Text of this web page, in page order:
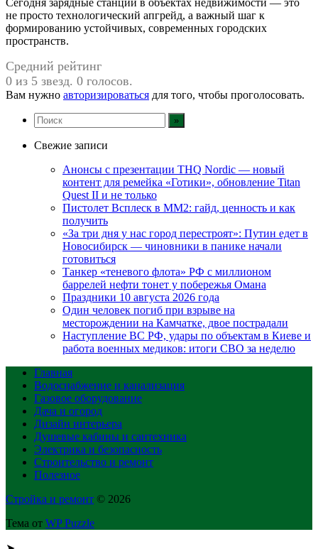
не просто технологический апгрейд, а важный шаг к
формированию устойчивых, современных городских
пространств.
Средний рейтинг
0 из 5 звезд. 0 голосов.
Вам нужно авторизироваться для того, чтобы проголосовать.
Свежие записи
Анонсы с презентации THQ Nordic — новый
контент для ремейка «Готики», обновление Titan
Quest II и не только
Пистолет Всплеск в MM2: гайд, ценность и как
получить
«За три дня у нас город перестроят»: Путин едет в
Новосибирск — чиновники в панике начали
готовиться
Танкер «теневого флота» РФ с миллионом
баррелей нефти тонет у побережья Омана
Праздники 10 августа 2026 года
Один человек погиб при взрыве на
месторождении на Камчатке, двое пострадали
Наступление ВС РФ, удары по объектам в Киеве и
работа военных медиков: итоги СВО за неделю
Главная
Водоснабжение и канализация
Газовое оборудование
Дача и огород
Дизайн интерьера
Душевые кабины и сантехника
Электрика и безопасность
Строительство и ремонт
Полезное
Стройка и ремонт © 2026
Тема от WP Puzzle